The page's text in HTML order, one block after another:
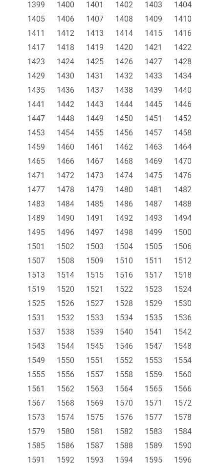
1399
1400 1401 1402 1403
1404
1405
1406 1407 1408 1409
1410
1411
1412 1413 1414 1415
1416
1417
1418 1419 1420 1421
1422
1423
1424 1425 1426 1427
1428
1429
1430 1431 1432 1433
1434
1435
1436 1437 1438 1439
1440
1441
1442 1443 1444 1445
1446
1447
1448 1449 1450 1451
1452
1453
1454 1455 1456 1457
1458
1459
1460 1461 1462 1463
1464
1465
1466 1467 1468 1469
1470
1471
1472 1473 1474 1475
1476
1477
1478 1479 1480 1481
1482
1483
1484 1485 1486 1487
1488
1489
1490 1491 1492 1493
1494
1495
1496 1497 1498 1499
1500
1501
1502 1503 1504 1505
1506
1507
1508 1509 1510 1511
1512
1513
1514 1515 1516 1517
1518
1519
1520 1521 1522 1523
1524
1525
1526 1527 1528 1529
1530
1531
1532 1533 1534 1535
1536
1537
1538 1539 1540 1541
1542
1543
1544 1545 1546 1547
1548
1549
1550 1551 1552 1553
1554
1555
1556 1557 1558 1559
1560
1561
1562 1563 1564 1565
1566
1567
1568 1569 1570 1571
1572
1573
1574 1575 1576 1577
1578
1579
1580 1581 1582 1583
1584
1585
1586 1587 1588 1589
1590
1591
1592 1593 1594 1595
1596